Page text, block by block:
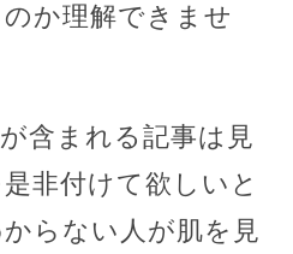
か理解できませ
含まれる記事は見
非付けて欲しいと
らない人が肌を見